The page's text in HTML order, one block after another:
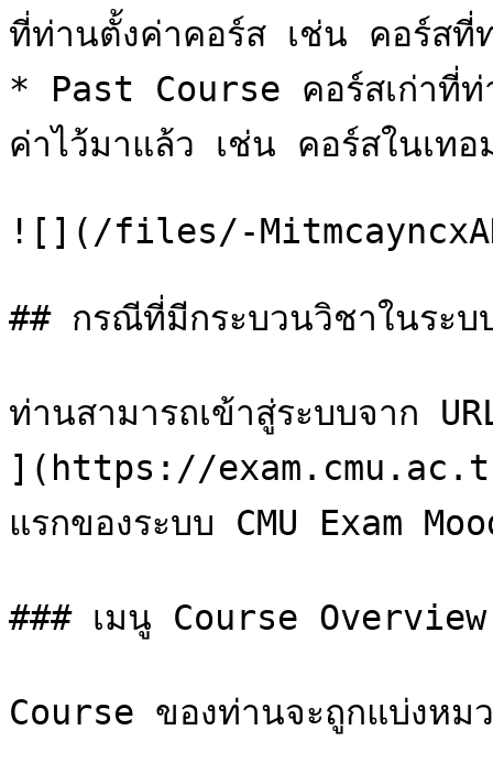
ที่ท่านตั้งค่าคอร์ส เช่น คอร์สที่
* Past Course คอร์สเก่าที่ท่
ค่าไว้มาแล้ว เช่น คอร์สในเท
![](/files/-
## กรณีที่มีกระบวนวิชาในระบ
ท่านสามารถเข้าสู่ระบบจา
](https://
แรกของระบบ CMU Exam
### เมนู Course Overview
Course ของท่านจะถูกแบ่งหม